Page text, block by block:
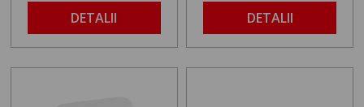
DETALII DETALII